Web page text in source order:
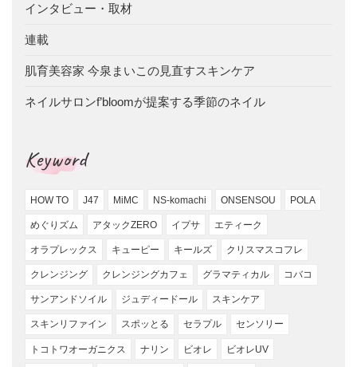
インタビュー・取材
連載
肌育美容家 今泉まいこの見直すスキンケア
ネイルサロンf’bloomが提案する季節のネイル
Keyword
HOW TO J47 MiMC NS-komachi ONSENSOU POLA
めぐりズム アタックZERO イプサ エティーク
オラプレックス キューピー キールズ クリスマスコフレ
クレンジング クレンジングカフェ グラマティカル コバコ
サンアンドソイル ジュディードール スキンケア
スキンリファイン スポッとる セラプル センソリー
トコトワオーガニクス ナリン ビオレ ビオレUV